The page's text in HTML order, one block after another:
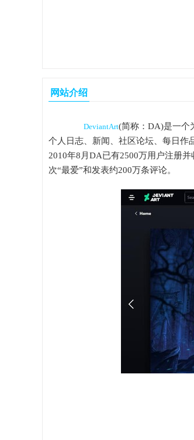
网站介绍
DeviantArt(简称：DA)是一个
个人日志、新闻、社区论坛、每日作
2010年8月DA已有2500万用户注册
次“最爱”和发表约200万条评论。